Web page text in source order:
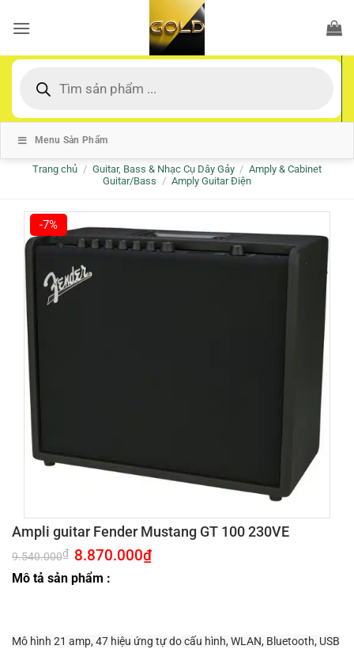
qua
dung
kiếm
Menu Sản Phẩm
Trang chủ / Guitar, Bass & Nhạc Cụ Dây Gảy / Amply & Cabinet
Guitar/Bass / Amply Guitar Điện
-7%
Ampli guitar Fender Mustang GT 100 230VE
9.540.000₫ Giá
gốc
là:
9.540.000₫.
8.870.000₫Giá
Mô tả sản phẩm :
Mô hình 21 amp, 47 hiệu ứng tự do cấu hình, WLAN, Bluetooth, USB